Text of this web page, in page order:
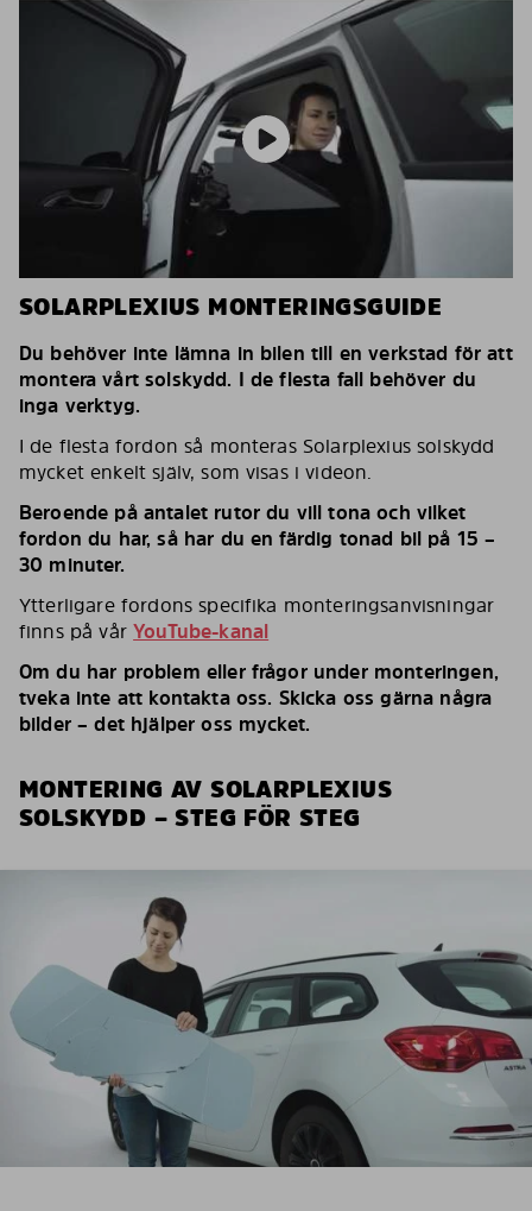
SOLARPLEXIUS MONTERINGSGUIDE
Du behöver inte lämna in bilen till en verkstad för att
montera vårt solskydd. I de flesta fall behöver du
inga verktyg.
I de flesta fordon så monteras Solarplexius solskydd
mycket enkelt själv, som visas i videon.
Beroende på antalet rutor du vill tona och vilket
fordon du har, så har du en färdig tonad bil på 15 –
30 minuter.
Ytterligare fordons specifika monteringsanvisningar
finns på vårYouTube-kanal
Om du har problem eller frågor under monteringen,
tveka inte att kontakta oss. Skicka oss gärna några
bilder – det hjälper oss mycket.
MONTERING AV SOLARPLEXIUS
SOLSKYDD – STEG FÖR STEG